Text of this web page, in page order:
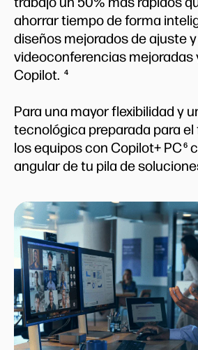
ahorrar tiempo de forma
diseños mejorados de ajuste y
videoconferencias mejoradas
Copilot. 4
Para una mayor flexibilidad y
tecnológica preparada para
los equipos con Copilot+ PC6
angular de tu pila de